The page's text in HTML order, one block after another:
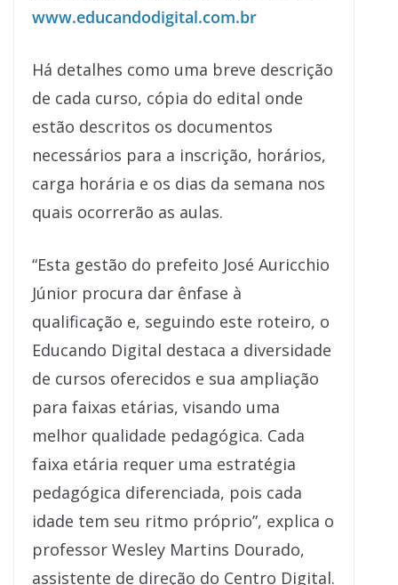
www.educandodigital.com.br
Há detalhes como uma breve descrição
de cada curso, cópia do edital onde
estão descritos os documentos
necessários para a inscrição, horários,
carga horária e os dias da semana nos
quais ocorrerão as aulas.
“Esta gestão do prefeito José Auricchio
Júnior procura dar ênfase à
qualificação e, seguindo este roteiro, o
Educando Digital destaca a diversidade
de cursos oferecidos e sua ampliação
para faixas etárias, visando uma
melhor qualidade pedagógica. Cada
faixa etária requer uma estratégia
pedagógica diferenciada, pois cada
idade tem seu ritmo próprio”, explica o
professor Wesley Martins Dourado,
assistente de direção do Centro Digital.